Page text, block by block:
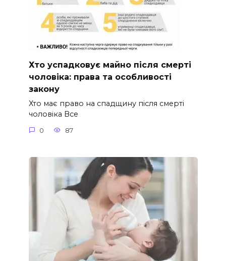
Хто успадковує майно після смерті
чоловіка: права та особливості
закону
Хто має право на спадщину після смерті
чоловіка Все
0 87